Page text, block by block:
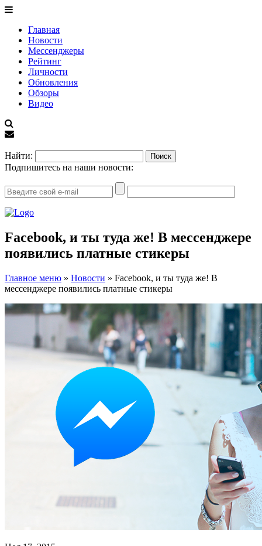
Главная
Новости
Мессенджеры
Рейтинг
Личности
Обновления
Обзоры
Видео
Найти:
Подпишитесь на наши новости:
Facebook, и ты туда же! В мессенджере
появились платные стикеры
Главное меню » Новости » Facebook, и ты туда же! В
мессенджере появились платные стикеры